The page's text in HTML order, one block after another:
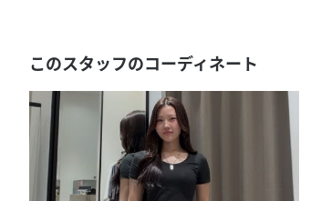
このスタッフのコーディネート